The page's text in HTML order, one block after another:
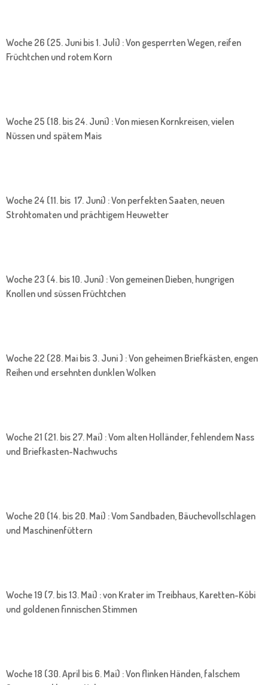
Woche 26 (25. Juni bis 1. Juli) : Von gesperrten Wegen, reifen
Früchtchen und rotem Korn
Woche 25 (18. bis 24. Juni) : Von miesen Kornkreisen, vielen
Nüssen und spätem Mais
Woche 24 (11. bis 17. Juni) : Von perfekten Saaten, neuen
Strohtomaten und prächtigem Heuwetter
Woche 23 (4. bis 10. Juni) : Von gemeinen Dieben, hungrigen
Knollen und süssen Früchtchen
Woche 22 (28. Mai bis 3. Juni ) : Von geheimen Briefkästen, engen
Reihen und ersehnten dunklen Wolken
Woche 21 (21. bis 27. Mai) : Vom alten Holländer, fehlendem Nass
und Briefkasten-Nachwuchs
Woche 20 (14. bis 20. Mai) : Vom Sandbaden, Bäuchevollschlagen
und Maschinenfüttern
Woche 19 (7. bis 13. Mai) : von Krater im Treibhaus, Karetten-Köbi
und goldenen finnischen Stimmen
Woche 18 (30. April bis 6. Mai) : Von flinken Händen, falschem